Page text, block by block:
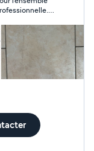
N hésitez pas